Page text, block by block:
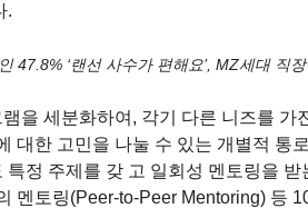
.
47.8% ‘랜선 사수가 편해요’, MZ세대 직
을 세분화하여, 각기 다른 니즈를
대한 고민을 나눌 수 있는 개별적 통
특정 주제를 갖 고 일회성 멘토링을
멘토링(Peer-to-Peer Mentoring) 등